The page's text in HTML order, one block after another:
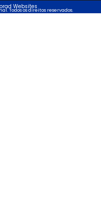
Todos os direitos reservados.
Websites